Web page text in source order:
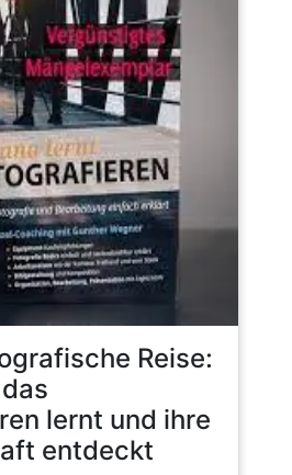
Reise:
lernt und ihre
entdeckt